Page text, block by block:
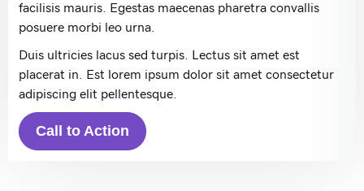
facilisis mauris. Egestas maecenas pharetra convallis
posuere morbi leo urna.
Duis ultricies lacus sed turpis. Lectus sit amet est
placerat in. Est lorem ipsum dolor sit amet consectetur
adipiscing elit pellentesque.
Call to Action